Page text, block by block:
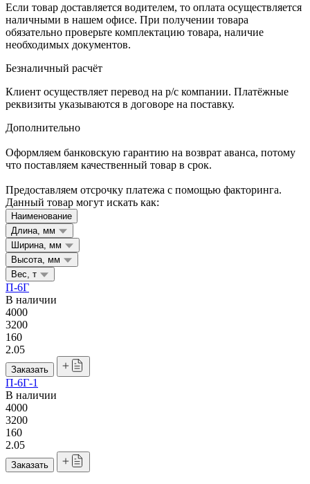
Если товар доставляется водителем, то оплата осуществляется
наличными в нашем офисе. При получении товара
обязательно проверьте комплектацию товара, наличие
необходимых документов.
Безналичный расчёт
Клиент осуществляет перевод на р/с компании. Платёжные
реквизиты указываются в договоре на поставку.
Дополнительно
Оформляем банковскую гарантию на возврат аванса, потому
что поставляем качественный товар в срок.
Предоставляем отсрочку платежа с помощью факторинга.
Данный товар могут искать как:
Наименование
Длина, мм
Ширина, мм
Высота, мм
Вес, т
П-6Г
В наличии
4000
3200
160
2.05
Заказать
П-6Г-1
В наличии
4000
3200
160
2.05
Заказать